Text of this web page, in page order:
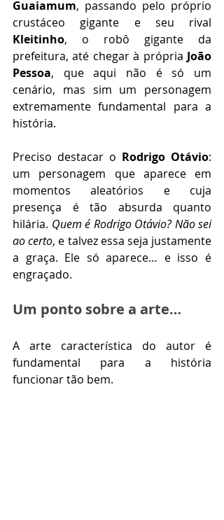
Guaiamum, passando pelo próprio
Kleitinho, o robô gigante da
prefeitura, até chegar à própria João
Pessoa, que aqui não é só um
cenário, mas sim um personagem
extremamente fundamental para a
história.
Preciso destacar o Rodrigo Otávio:
um personagem que aparece em
momentos aleatórios e cuja
presença é tão absurda quanto
hilária. Quem é Rodrigo Otávio? Não sei
ao certo, e talvez essa seja justamente
a graça. Ele só aparece… e isso é
engraçado.
Um ponto sobre a arte…
A arte característica do autor é
fundamental para a história
funcionar tão bem.